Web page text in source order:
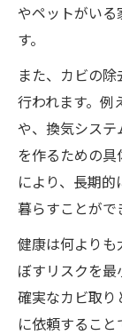
やペットがい
す。
また、カビの
行われます。例
や、換気シス
を作るための
により、長期
暮らすことがで
健康は何よりも
ぼすリスクを
確実なカビ取り
に依頼するこ